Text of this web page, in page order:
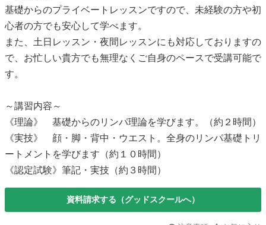
基礎からのプライベートレッスンですので、未経験の方や初
心者の方でも安心して学べます。
また、土日レッスン・夜間レッスンにも対応しておりますの
で、お忙しい貴方でも無理なくご自身のペースで受講可能で
す。
～講習内容～
《理論》 基礎からのリンパ理論を学びます。（約２時間）
《実技》 顔・脚・背中・ウエスト。全身のリンパ基礎トリ
ートメントを学びます（約１０時間）
《認定試験》筆記・実技（約３時間）
資料請求する（グッドスクールへ）